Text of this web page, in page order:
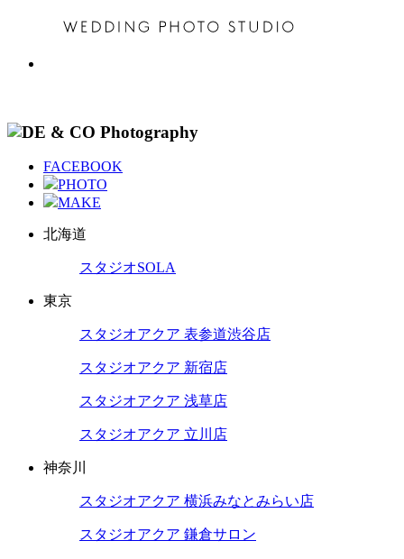
FACEBOOK
PHOTO
MAKE
北海道
スタジオSOLA
東京
スタジオアクア 表参道渋谷店
スタジオアクア 新宿店
スタジオアクア 浅草店
スタジオアクア 立川店
神奈川
スタジオアクア 横浜みなとみらい店
スタジオアクア 鎌倉サロン